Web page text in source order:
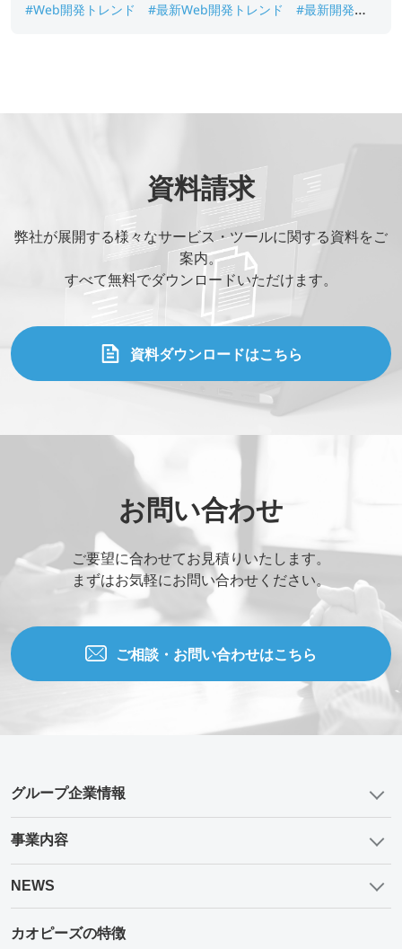
#Web開発トレンド #最新Web開発トレンド
#最新開発ト
資料請求
弊社が展開する様々なサービス・ツールに関する資料をご
案内。
すべて無料でダウンロードいただけます。
資料ダウンロードはこちら
お問い合わせ
ご要望に合わせてお見積りいたします。
まずはお気軽にお問い合わせください。
ご相談・お問い合わせはこちら
グループ企業情報
事業内容
NEWS
カオピーズの特徴